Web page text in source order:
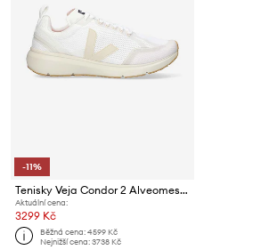
-11%
Tenisky Veja Condor 2 Alveomesh
Aktuální cena:
3299 Kč
Běžná cena:4599 Kč
Nejnižší cena:3738 Kč